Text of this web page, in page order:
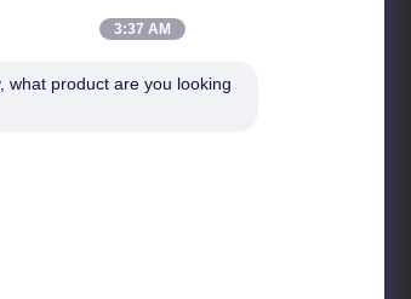
3:37 AM
what product are you looking